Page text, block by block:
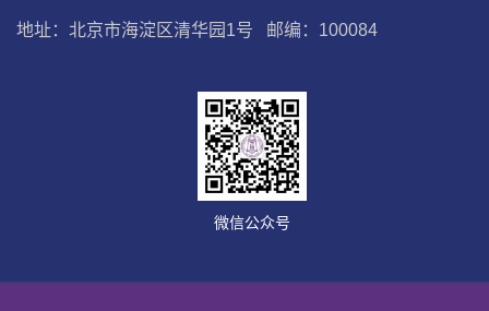
地址：北京市海淀区清华园1号 邮编：100084
微信公众号